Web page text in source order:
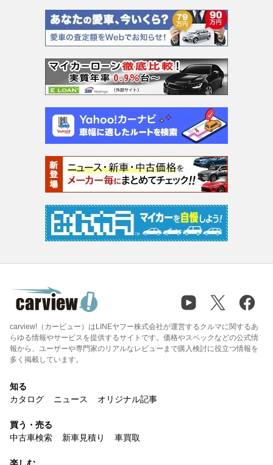
carview!（カービュー）はLINEヤフー株式会社が運営するクルマに関するあ
らゆる情報やサービスを提供するサイトです。価格やスペックなどの公式情
報から、ユーザーや専門家のリアルなレビューまで購入検討に役立つ情報を
多く掲載しています。
知る
カタログ
ニュース オリジナル記事
買う・売る
中古車検索
新車見積り 車買取